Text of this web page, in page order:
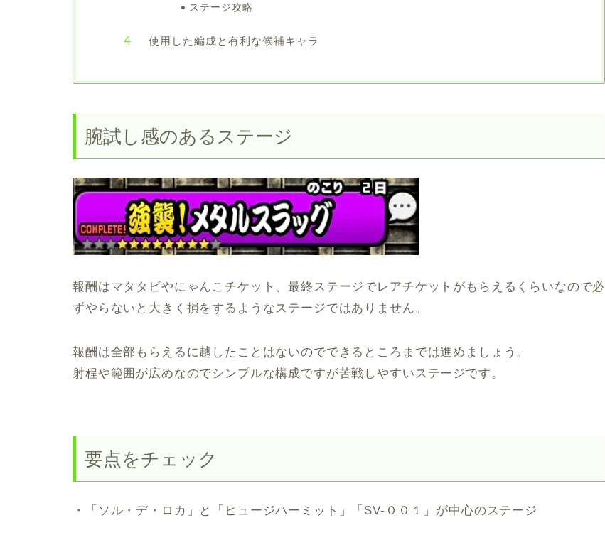
ステージ攻略
使用した編成と有利な候補キャラ
腕試し感のあるステージ
報酬はマタタビやにゃんこチケット、最終ステージでレアチケットがもらえるくらいなので必
ずやらないと大きく損をするようなステージではありません。
報酬は全部もらえるに越したことはないのでできるところまでは進めましょう。
射程や範囲が広めなのでシンプルな構成ですが苦戦しやすいステージです。
要点をチェック
・「ソル・デ・ロカ」と「ヒュージハーミット」「SV-００１」が中心のステージ